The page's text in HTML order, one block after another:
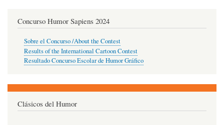
Concurso Humor Sapiens 2024
Sobre el Concurso /About the Contest
Results of the International Cartoon Contest
Resultado Concurso Escolar de Humor Gráfico
Clásicos del Humor